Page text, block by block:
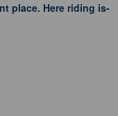
place. Here riding is-